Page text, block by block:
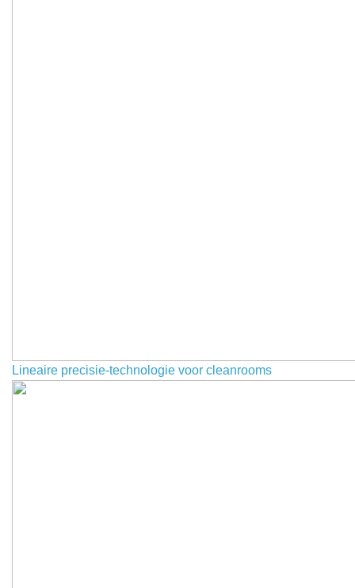
Lineaire precisie-technologie voor cleanrooms